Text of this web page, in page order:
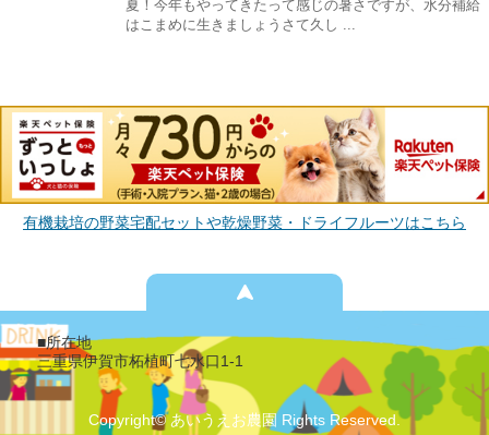
夏！今年もやってきたって感じの暑さですが、水分補給
はこまめに生きましょうさて久し ...
有機栽培の野菜宅配セットや乾燥野菜・ドライフルーツはこちら
■所在地
三重県伊賀市柘植町七水口1-1
Copyright© あいうえお農園 Rights Reserved.